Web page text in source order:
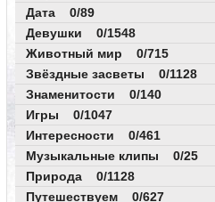
Дата 0/89
Девушки 0/1548
Животный мир 0/715
Звёздные засветы 0/1128
Знаменитости 0/140
Игры 0/1047
Интересности 0/461
Музыкальные клипы 0/25
Природа 0/1128
Путешествуем 0/627